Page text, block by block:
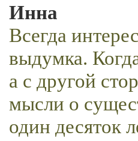
Инна
Всегда
выдумка.
а с другой
мысли о
один десяток